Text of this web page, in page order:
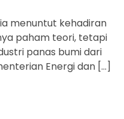
menuntut kehadiran
paham teori, tetapi
panas bumi dari
Energi dan […]